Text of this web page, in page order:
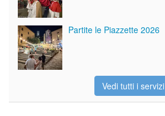
Partite le Piazzette 2026
Vedi tutti i servizi